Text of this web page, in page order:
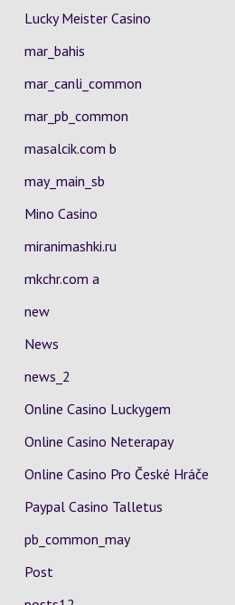
Lucky Meister Casino
mar_bahis
mar_canli_common
mar_pb_common
masalcik.com b
may_main_sb
Mino Casino
miranimashki.ru
mkchr.com a
new
News
news_2
Online Casino Luckygem
Online Casino Neterapay
Online Casino Pro České Hráče
Paypal Casino Talletus
pb_common_may
Post